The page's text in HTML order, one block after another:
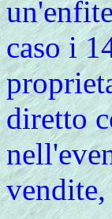
caso i
diretto